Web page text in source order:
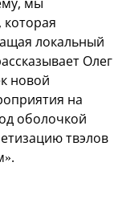
локальный
Олег
новой
на
оболочкой
твэлов